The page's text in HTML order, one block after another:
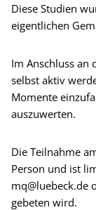
Diese Studien
eigentlichen
Im Anschluss an
selbst aktiv
Momente
auszuwerten.
Die Teilnahme
Person und ist
mq@luebeck.de
gebeten wird.